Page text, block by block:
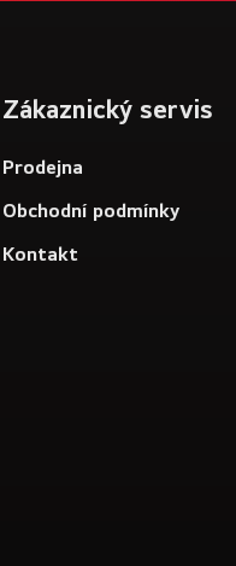
Zákaznický servis
Prodejna
Obchodní podmínky
Kontakt